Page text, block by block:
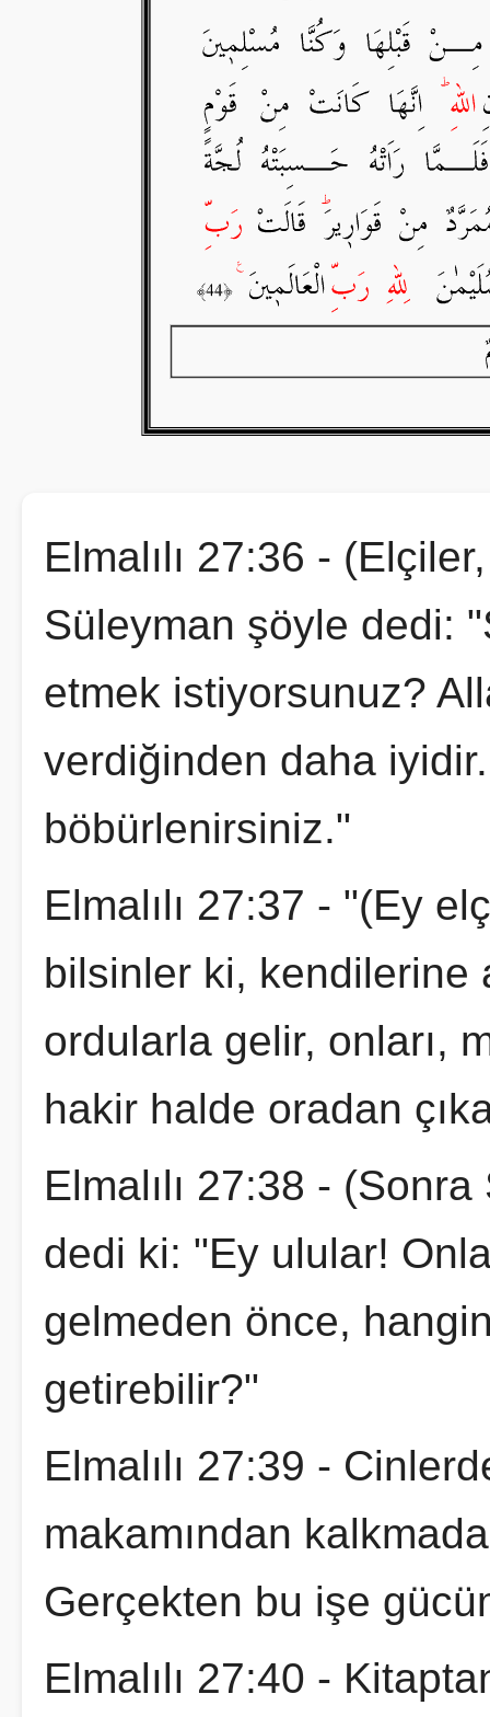
Elmalılı 27:36 -
Süleyman şöyle dedi:
etmek istiyorsunuz?
verdiğinden daha
böbürlenirsiniz."
Elmalılı 27:37 - "(Ey
bilsinler ki, kendilerine
ordularla gelir, onları,
hakir halde oradan
Elmalılı 27:38 -
dedi ki: "Ey ulular!
gelmeden önce,
getirebilir?"
Elmalılı 27:39 -
makamından
Gerçekten bu işe
Elmalılı 27:40 -